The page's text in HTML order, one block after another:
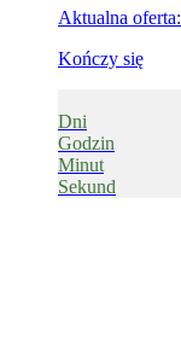
Aktualna oferta:
Kończy się
Dni
Godzin
Minut
Sekund